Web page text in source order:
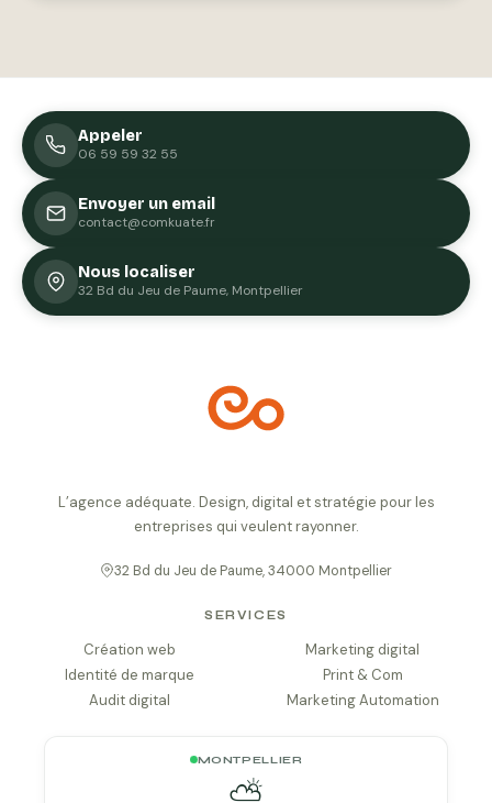
Appeler
06 59 59 32 55
Envoyer un email
contact@comkuate.fr
Nous localiser
32 Bd du Jeu de Paume, Montpellier
L’agence adéquate. Design, digital et stratégie pour les
entreprises qui veulent rayonner.
32 Bd du Jeu de Paume, 34000 Montpellier
MONTPELLIER
⛅
SERVICES
Création web
Marketing digital
Identité de marque
Print & Com
Audit digital
Marketing Automation